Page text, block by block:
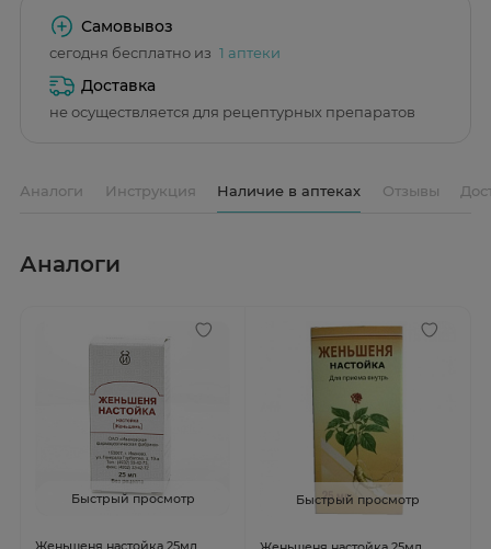
Самовывоз
сегодня бесплатно из 1 аптеки
Доставка
не осуществляется для рецептурных препаратов
Аналоги Инструкция Наличие в аптеках Отзывы
Аналоги
Быстрый просмотр
Женьшеня настойка 25мл
Быстрый просмотр